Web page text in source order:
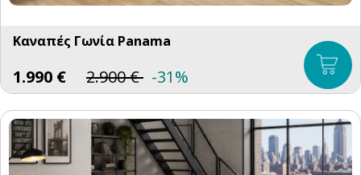
Καναπές Γωνία Panama
1.990 € 2.900€ -31%